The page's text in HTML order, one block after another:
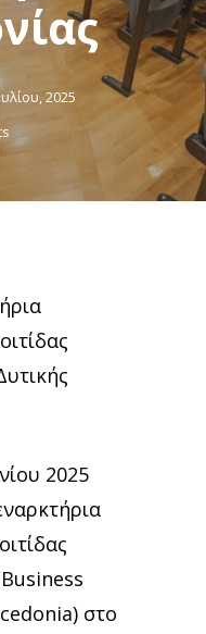
2025
2025
στο